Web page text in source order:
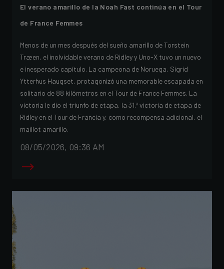
El verano amarillo de la Noah Fast continúa en el Tour
de France Femmes
Menos de un mes después del sueño amarillo de Torstein
Træen, el inolvidable verano de Ridley y Uno-X tuvo un nuevo
e inesperado capítulo. La campeona de Noruega, Sigrid
Ytterhus Haugset, protagonizó una memorable escapada en
solitario de 88 kilómetros en el Tour de France Femmes. La
victoria le dio el triunfo de etapa, la 31.ª victoria de etapa de
Ridley en el Tour de Francia y, como recompensa adicional, el
maillot amarillo.
08/05/2026, 09:36 AM